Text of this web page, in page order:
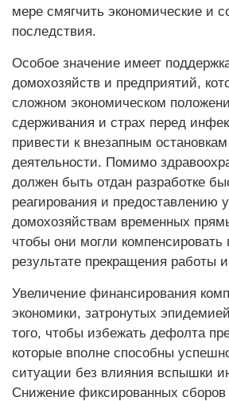
мере смягчить экономические и
последствия.
Особое значение имеет
домохозяйств и предприятий,
сложном экономическом
сдерживания и страх перед
привести к внезапным
деятельности. Помимо
должен быть отдан разработке
реагирования и предоставлению
домохозяйствам временных
чтобы они могли компенсировать
результате прекращения работы
Увеличение финансирования
экономики, затронутых
того, чтобы избежать дефолта
которые вполне способны
ситуации без влияния вспышки
Снижение фиксированных сборов